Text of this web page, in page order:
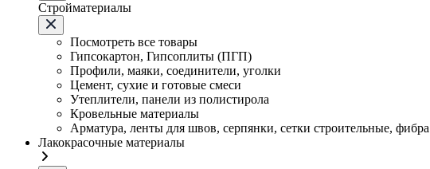
Стройматериалы
Посмотреть все товары
Гипсокартон, Гипсоплиты (ПГП)
Профили, маяки, соединители, уголки
Цемент, сухие и готовые смеси
Утеплители, панели из полистирола
Кровельные материалы
Арматура, ленты для швов, серпянки, сетки строительные, фибра
Лакокрасочные материалы